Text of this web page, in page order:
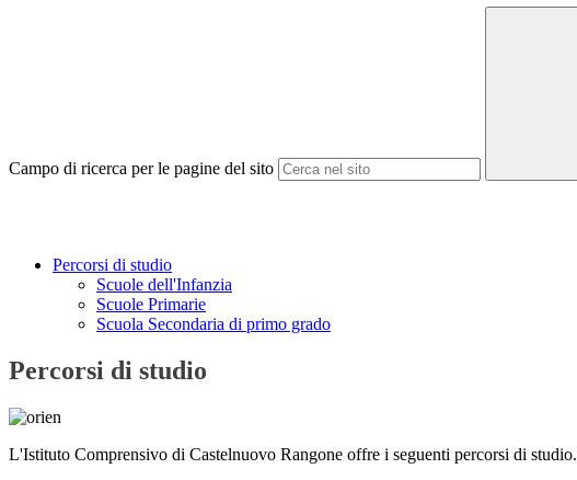
Campo di ricerca per le pagine del sito
Percorsi di studio
Scuole dell'Infanzia
Scuole Primarie
Scuola Secondaria di primo grado
Percorsi di studio
L'Istituto Comprensivo di Castelnuovo Rangone offre i seguenti percorsi di studio.